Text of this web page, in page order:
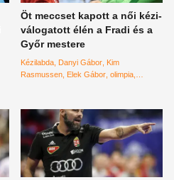
Öt meccset kapott a női kézi-
válogatott élén a Fradi és a
Győr mestere
Kézilabda Danyi Gábor Kim
Rasmussen Elek Gábor olimpia
Cargo Hungaria Győri Audi ETO KC